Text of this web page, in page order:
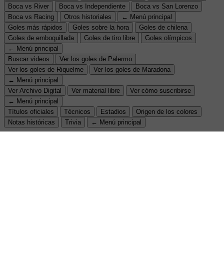
Boca vs River
Boca vs Independiente
Boca vs San Lorenzo
Boca vs Racing
Otros historiales
← Menú principal
Goles más rápidos
Goles sobre la hora
Goles de chilena
Goles de emboquillada
Goles de tiro libre
Goles olímpicos
← Menú principal
Buscar videos
Ver los goles de Palermo
Ver los goles de Riquelme
Ver los goles de Maradona
← Menú principal
Ver Archivo Digital
Ver material libre
Ver cómo suscribirse
← Menú principal
Títulos oficiales
Técnicos Estadios
Origen de los colores
Notas históricas
Trivia ← Menú principal